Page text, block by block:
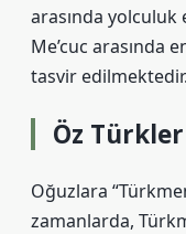
arasında yolculuk
Me’cuc arasında
tasvir edilmektedir.
Öz
Oğuzlara
zamanlarda,